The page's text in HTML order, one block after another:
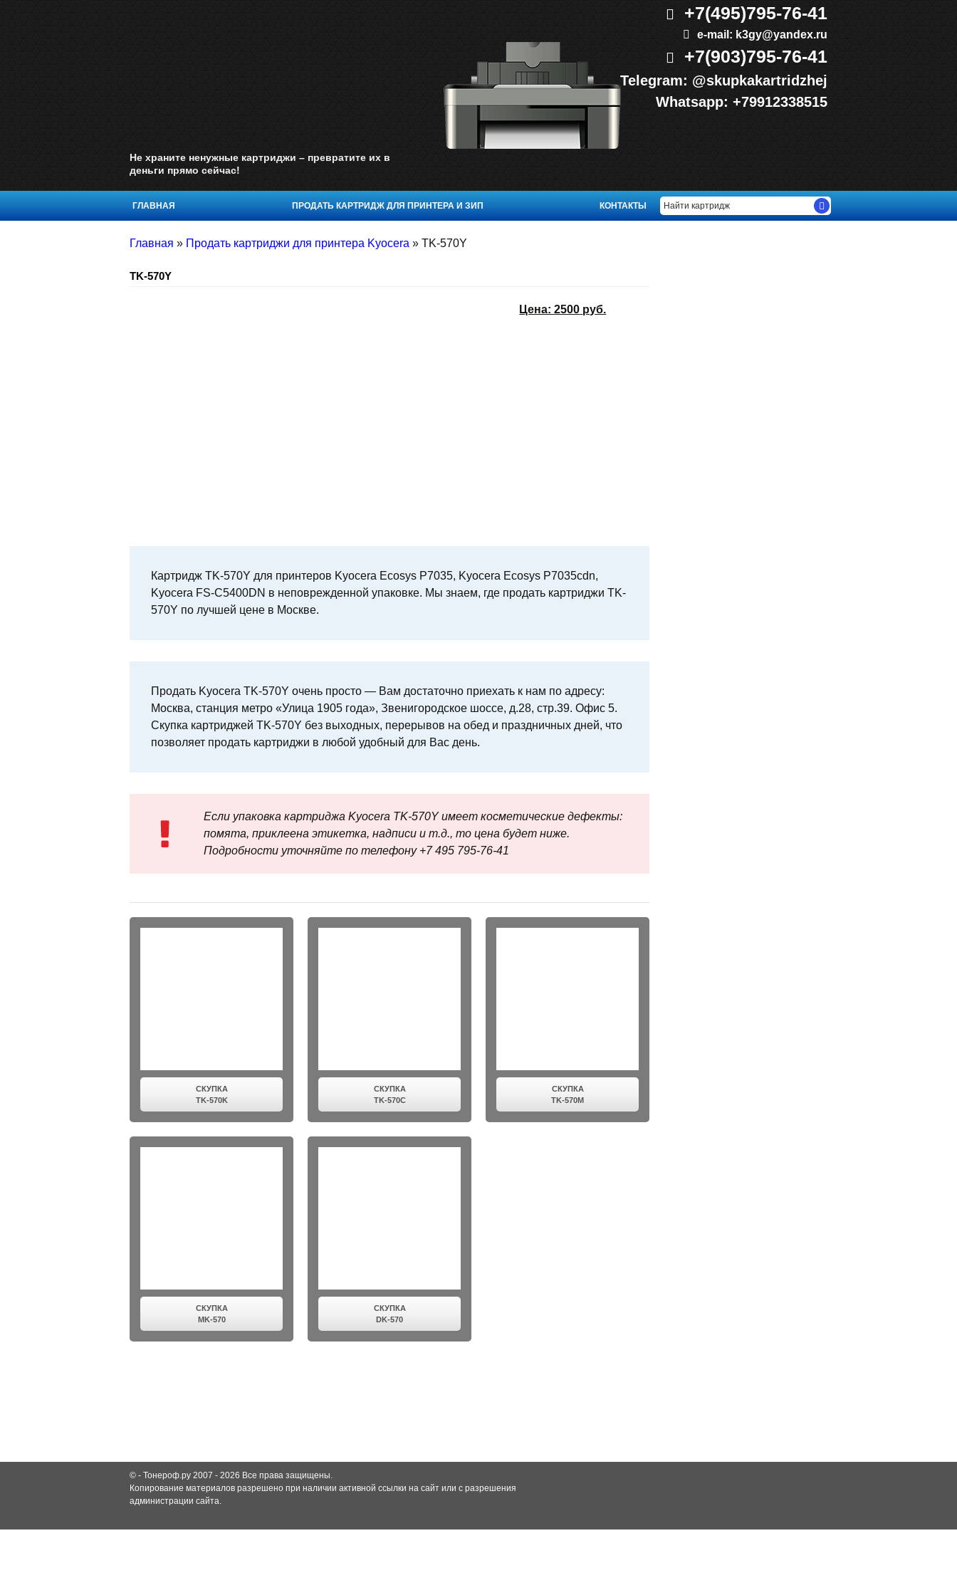
Не храните ненужные картриджи – превратите их в
деньги прямо сейчас!
+7(495)795-76-41
e-mail: k3gy@yandex.ru
+7(903)795-76-41
Telegram: @skupkakartridzhej
Whatsapp: +79912338515
ГЛАВНАЯ ПРОДАТЬ КАРТРИДЖ ДЛЯ ПРИНТЕРА И ЗИП КОНТАКТЫ
Главная » Продать картриджи для принтера Kyocera » TK-570Y
TK-570Y
Цена:2500 руб.
Картридж TK-570Y для принтеров Kyocera Ecosys P7035, Kyocera Ecosys P7035cdn,
Kyocera FS-C5400DN в неповрежденной упаковке. Мы знаем, где продать картриджи TK-
570Y по лучшей цене в Москве.
Продать Kyocera TK-570Y очень просто — Вам достаточно приехать к нам по адресу:
Москва, станция метро «Улица 1905 года», Звенигородское шоссе, д.28, стр.39. Офис 5.
Скупка картриджей TK-570Y без выходных, перерывов на обед и праздничных дней, что
позволяет продать картриджи в любой удобный для Вас день.
Если упаковка картриджа Kyocera TK-570Y имеет косметические дефекты:
помята, приклеена этикетка, надписи и т.д., то цена будет ниже.
Подробности уточняйте по телефону +7 495 795‑76-41
СКУПКА
TK-570K
СКУПКА
TK-570C
СКУПКА
TK-570M
СКУПКА
MK-570
СКУПКА
DK-570
© - Тонероф.ру 2007 - 2026 Все права защищены.
Копирование материалов разрешено при наличии активной ссылки на сайт или с разрешения
администрации сайта.